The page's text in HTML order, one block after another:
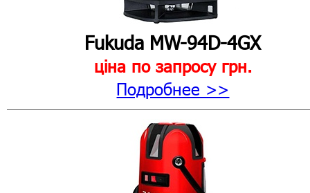
Fukuda MW-94D-4GX
ціна по запросугрн.
Подробнее >>